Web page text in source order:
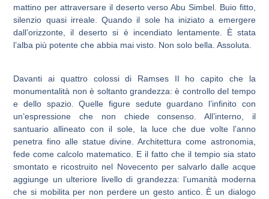
mattino per attraversare il deserto verso Abu Simbel. Buio fitto,
silenzio quasi irreale. Quando il sole ha iniziato a emergere
dall’orizzonte, il deserto si è incendiato lentamente. È stata
l’alba più potente che abbia mai visto. Non solo bella. Assoluta.
Davanti ai quattro colossi di Ramses II ho capito che la
monumentalità non è soltanto grandezza: è controllo del tempo
e dello spazio. Quelle figure sedute guardano l’infinito con
un’espressione che non chiede consenso. All’interno, il
santuario allineato con il sole, la luce che due volte l’anno
penetra fino alle statue divine. Architettura come astronomia,
fede come calcolo matematico. E il fatto che il tempio sia stato
smontato e ricostruito nel Novecento per salvarlo dalle acque
aggiunge un ulteriore livello di grandezza: l’umanità moderna
che si mobilita per non perdere un gesto antico. È un dialogo